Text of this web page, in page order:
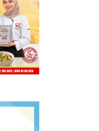
ៀបចំពិធីបួងសួងសន្តិភាព និ